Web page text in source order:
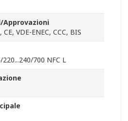
Approvazioni
CE, VDE-ENEC, CCC, BIS
700 NFC L